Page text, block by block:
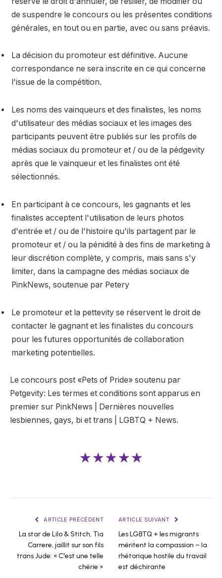
de suspendre le concours ou les présentes conditions
générales, en tout ou en partie, avec ou sans préavis.
La décision du promoteur est définitive. Aucune
correspondance ne sera inscrite en ce qui concerne
l'issue de la compétition.
Les noms des vainqueurs et des finalistes, les noms
d'utilisateur des médias sociaux et les images des
participants peuvent être publiés sur les profils de
médias sociaux du promoteur et / ou de la pédgevity
après que le vainqueur et les finalistes ont été
sélectionnés.
En participant à ce concours, les gagnants et les
finalistes acceptent l'utilisation de leurs photos
d'entrée et / ou de l'histoire qu'ils partagent par le
promoteur et / ou la pénidité à des fins de marketing à
leur discrétion complète, y compris, mais sans s'y
limiter, dans la campagne des médias sociaux de
PinkNews, soutenue par Petery
Le promoteur et la pettevity se réservent le droit de
contacter le gagnant et les finalistes du concours
pour les futures opportunités de collaboration
marketing potentielles.
Le concours post «Pets of Pride» soutenu par
Petgevity: Les termes et conditions sont apparus en
premier sur PinkNews | Dernières nouvelles
lesbiennes, gays, bi et trans | LGBTQ + News.
★★★★★
ARTICLE PRÉCÉDENT
La star de Lilo & Stitch, Tia
Carrere, jaillit sur son fils
trans Jude: « C'est une telle
chérie »
ARTICLE SUIVANT
Les LGBTQ + les migrants
méritent la compassion – la
rhétorique hostile du travail
est déchirante